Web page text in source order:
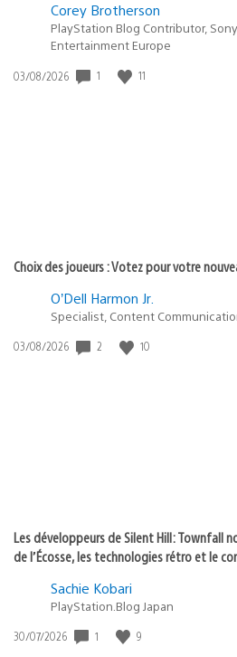
Corey Brotherson
PlayStation Blog Contributor,
Entertainment Europe
Date
03/08/2026 1 11
Choix des joueurs : Votez pour votre
O’Dell Harmon Jr.
Specialist, Content
Date
03/08/2026 2 10
Les développeurs de Silent Hill: Townfall
de l’Écosse, les technologies rétro et le
Sachie Kobari
PlayStation.Blog Japan
Date
30/07/2026 1 9